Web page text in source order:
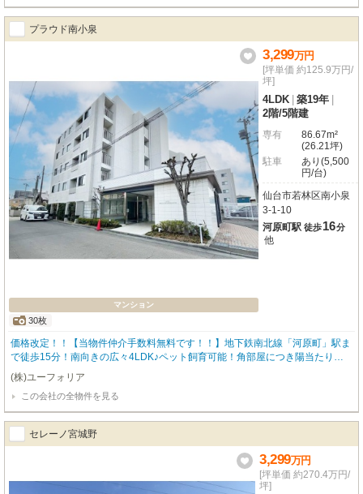
スタートしていただけます。広々とした4LDKの間取りは106.51m²のゆとりが
あり、ご家族それぞれのプライベート空間も大切にできますね。東向きで日当
たりも良好、閑静な住宅街に位置しており、穏やかな毎日が送れることでしょ
う。薬師堂駅まで徒歩13分。周辺にはローソンやヨークベニマルが徒歩3分圏
内にあり、日々のお買い物も大変便利です。南小泉小学校へ徒歩4分、南小泉
中学校へ徒歩5分と、お子様の通学も安心の距離。さらに、嬉しい駐車場4台分
完備で、お車をお持ちのご家庭にもぴったりです。システムキッチンや浴室乾
燥機、追い焚き機能など充実の設備も魅力。ぜひ一度、この生まれ変わったお
家で、理想の暮らしを想像してみてください。
プラウド南小泉
マンション
30枚
3,299万円
[坪単価 約125.9万円/
坪]
4LDK 築19年
2階/5階建
専有
86.67m²
(26.21坪)
駐車
あり(5,500
円/台)
仙台市若林区南小泉
3-1-10
河原町駅 徒歩16分
他
価格改定！！【当物件仲介手数料無料です！！】地下鉄南北線「河原町」駅ま
で徒歩15分！南向きの広々4LDK♪ペット飼育可能！角部屋につき陽当たり・
通風良好で開放感あふれる住空間♪
(株)ユーフォリア
この会社の全物件を見る
セレーノ宮城野
3,299万円
[坪単価 約270.4万円/
坪]